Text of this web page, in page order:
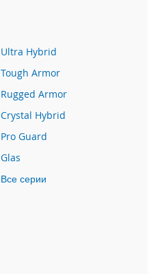
Ultra Hybrid
Tough Armor
Rugged Armor
Crystal Hybrid
Pro Guard
Glas
Все серии